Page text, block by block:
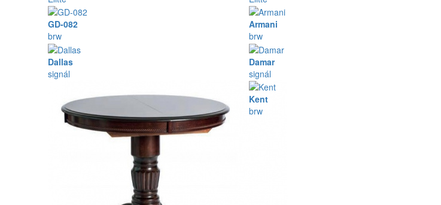
GD-082
brw
Armani
brw
Dallas
signál
Damar
signál
Kent
brw